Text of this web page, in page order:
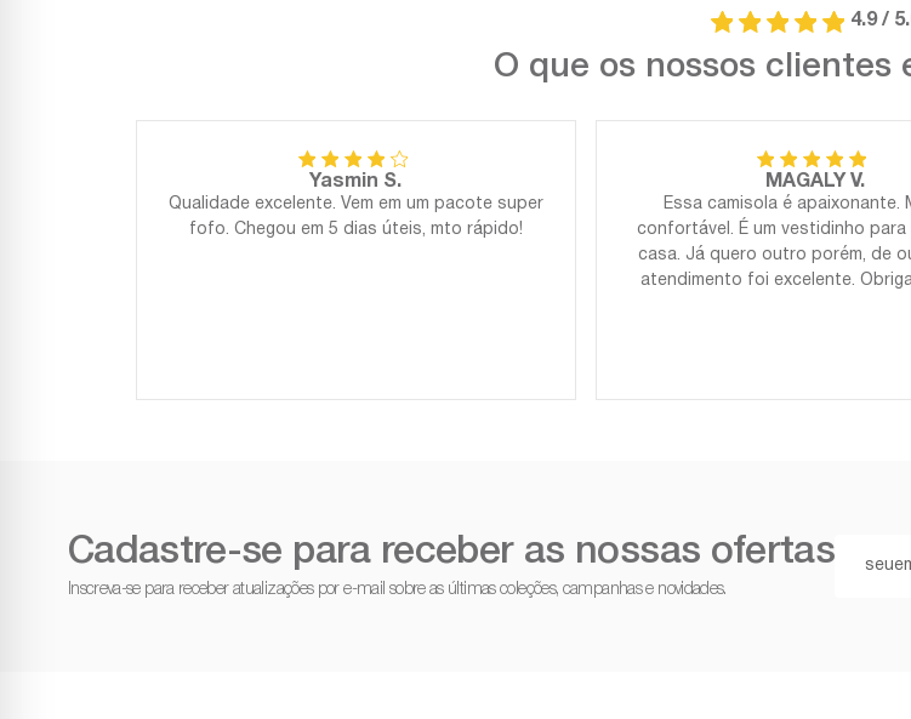
4.9 /
O que os nossos clientes
Yasmin S.
Qualidade excelente. Vem em um pacote super
fofo. Chegou em 5 dias úteis, mto rápido!
MAGALY V.
Essa camisola é apaixonante.
confortável. É um vestidinho para
casa. Já quero outro porém, de
atendimento foi excelente.
Cadastre-se para receber as nossas ofertas
Inscreva-se para receber atualizações por e-mail sobre as últimas coleções, campanhas e novidades.